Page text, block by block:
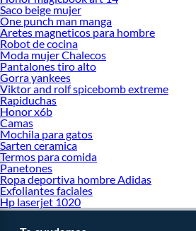
Saco beige mujer
One punch man manga
Aretes magneticos para hombre
Robot de cocina
Moda mujer Chalecos
Pantalones tiro alto
Gorra yankees
Viktor and rolf spicebomb extreme
Rapiduchas
Honor x6b
Camas
Mochila para gatos
Sarten ceramica
Termos para comida
Panetones
Ropa deportiva hombre Adidas
Exfoliantes faciales
Hp laserjet 1020